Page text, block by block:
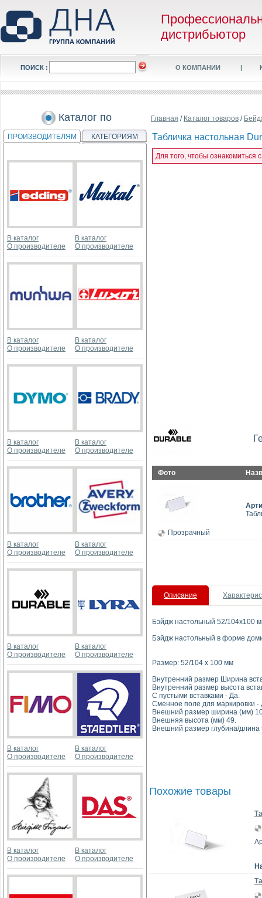
дистрибьютор
ПОИСК : О КОМПАНИИ |
Каталог по
ПРОИЗВОДИТЕЛЯМ КАТЕГОРИЯМ
В каталог
О производителе
В каталог
О производителе
В каталог
О производителе
В каталог
О производителе
В каталог
О производителе
В каталог
О производителе
В каталог
О производителе
В каталог
О производителе
В каталог
О производителе
В каталог
О производителе
В каталог
О производителе
В каталог
О производителе
В каталог
О производителе
В каталог
О производителе
Главная / Каталог товаров /
Табличка настольная
Для того, чтобы ознакомиться
Фото
Прозрачный
Описание
Бэйдж настольный 52/104x100
Бэйдж настольный в форме
Размер: 52/104 x 100 мм
Внутренний размер Ширина
Внутренний размер высота
С пустыми вставками - Да.
Сменное поле для маркировки -
Внешний размер ширина (мм)
Внешняя высота (мм) 49.
Внешний размер глубина/
Похожие товары